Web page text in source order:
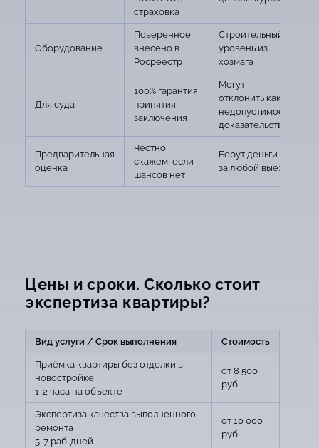
страховка
Оборудование
Поверенное,
внесено в
Росреестр
Строительный
уровень из
хозмага
Для суда
100% гарантия
принятия
заключения
Могут
отклонить как
недопустимое
доказательство
Предварительная
оценка
Честно
скажем, если
шансов нет
Берут деньги
за любой выезд
Цены и сроки. Сколько стоит
экспертиза квартиры?
Вид услуги / Срок выполнения Стоимость
Приёмка квартиры без отделки в
новостройке
1-2 часа на объекте
от 8 500
руб.
Экспертиза качества выполненного
ремонта
5-7 раб. дней
от 10 000
руб.